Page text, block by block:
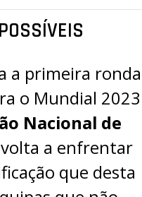
a primeira ronda
o Mundial 2023
Nacional de
volta a enfrentar
que desta